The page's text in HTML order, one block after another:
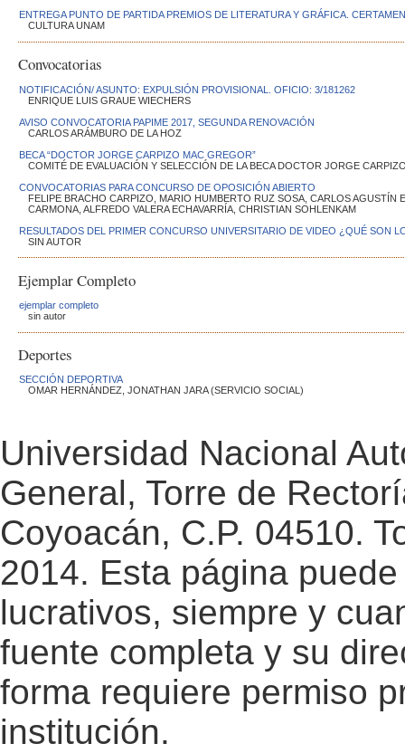
ENTREGA PUNTO DE PARTIDA PREMIOS DE LITERATURA Y GRÁFICA.
CULTURA UNAM
Convocatorias
NOTIFICACIÓN/ ASUNTO: EXPULSIÓN PROVISIONAL. OFICIO: 3/181262
ENRIQUE LUIS GRAUE WIECHERS
AVISO CONVOCATORIA PAPIME 2017, SEGUNDA RENOVACIÓN
CARLOS ARÁMBURO DE LA HOZ
BECA “DOCTOR JORGE CARPIZO MAC GREGOR”
COMITÉ DE EVALUACIÓN Y SELECCIÓN DE LA BECA DOCTOR JORGE
CONVOCATORIAS PARA CONCURSO DE OPOSICIÓN ABIERTO
FELIPE BRACHO CARPIZO, MARIO HUMBERTO RUZ SOSA, CARLOS AGUSTÍN
CARMONA, ALFREDO VALERA ECHAVARRÍA, CHRISTIAN SOHLENKAM
RESULTADOS DEL PRIMER CONCURSO UNIVERSITARIO DE VIDEO ¿QUÉ SON
SIN AUTOR
Ejemplar Completo
ejemplar completo
sin autor
Deportes
SECCIÓN DEPORTIVA
OMAR HERNÁNDEZ, JONATHAN JARA (SERVICIO SOCIAL)
Universidad Nacional
General, Torre de
Coyoacán, C.P. 04510.
2014. Esta página
lucrativos, siempre y
fuente completa y su
forma requiere permiso
institución.